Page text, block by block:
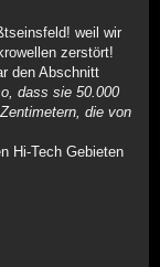
weil wir
zerstört!
den Abschnitt
dass sie 50.000
die von
Hi-Tech Gebieten